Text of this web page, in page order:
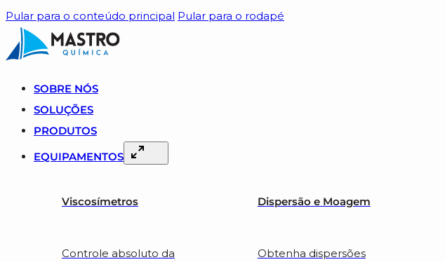
Pular para o conteúdo principal Pular para o rodapé
SOBRE NÓS
SOLUÇÕES
PRODUTOS
EQUIPAMENTOS
Viscosímetros
Controle absoluto da
Dispersão e Moagem
Obtenha dispersões